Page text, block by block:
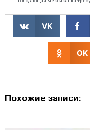
VK
OK
Похожие записи: